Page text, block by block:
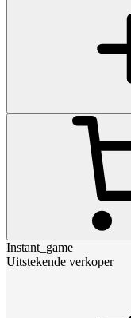
Instant_game
Uitstekende verkoper